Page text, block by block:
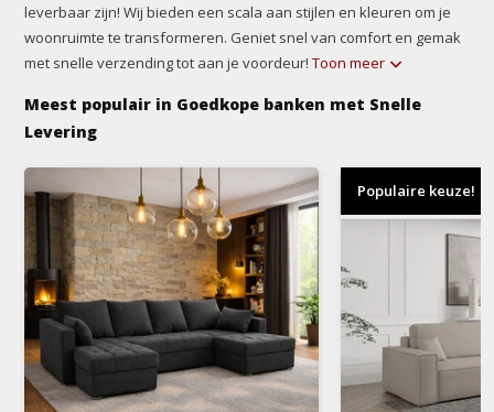
leverbaar zijn! Wij bieden een scala aan stijlen en kleuren om je
woonruimte te transformeren. Geniet snel van comfort en gemak
met snelle verzending tot aan je voordeur!Toon meer
Meest populair in Goedkope banken met Snelle
Levering
Populaire keuze!